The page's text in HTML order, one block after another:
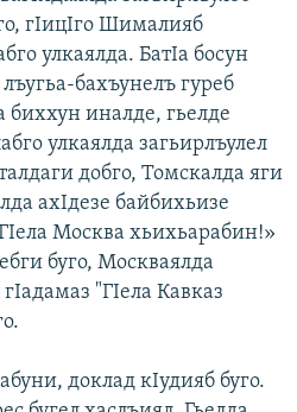
гIицIго Шималияб
улкаялда. БатIа босун
бахъунелъ гуреб
биххун иналде, гьелде
улкаялда загьирлъулел
добго, Томскалда яги
ахIдезе байбихьизе
Москва хьихьарабин!»
буго, Москваялда
"ГIела Кавказ
доклад кIудияб буго.